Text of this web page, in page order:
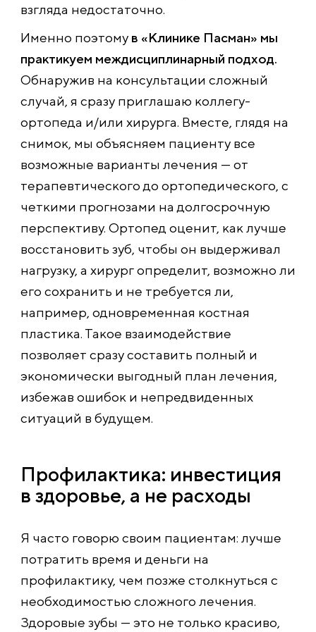
взгляда недостаточно.
Именно поэтому в «Клинике Пасман» мы
практикуем междисциплинарный подход.
Обнаружив на консультации сложный
случай, я сразу приглашаю коллегу-
ортопеда и/или хирурга. Вместе, глядя на
снимок, мы объясняем пациенту все
возможные варианты лечения — от
терапевтического до ортопедического, с
четкими прогнозами на долгосрочную
перспективу. Ортопед оценит, как лучше
восстановить зуб, чтобы он выдерживал
нагрузку, а хирург определит, возможно ли
его сохранить и не требуется ли,
например, одновременная костная
пластика. Такое взаимодействие
позволяет сразу составить полный и
экономически выгодный план лечения,
избежав ошибок и непредвиденных
ситуаций в будущем.
Профилактика: инвестиция
в здоровье, а не расходы
Я часто говорю своим пациентам: лучше
потратить время и деньги на
профилактику, чем позже столкнуться с
необходимостью сложного лечения.
Здоровые зубы — это не только красиво,